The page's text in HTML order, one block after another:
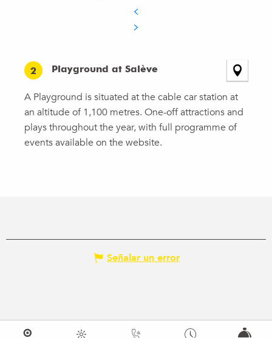
2 Playground at Salève
A Playground is situated at the cable car station at
an altitude of 1,100 metres. One-off attractions and
plays throughout the year, with full programme of
events available on the website.
Señalar un error